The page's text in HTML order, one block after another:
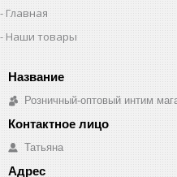
Главная
Наши товары
Розничный-оптовый интим
Татьяна